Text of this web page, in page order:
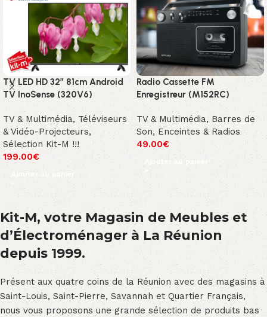
TV LED HD 32″ 81cm Android
TV InoSense (320V6)
TV & Multimédia, Téléviseurs
& Vidéo-Projecteurs,
Sélection Kit-M !!!
199.00€
Ajouter au panier
Radio Cassette FM
Enregistreur (M152RC)
TV & Multimédia, Barres de
Son, Enceintes & Radios
49.00€
Ajouter au panier
Kit-M, votre Magasin de Meubles et
d’Électroménager à La Réunion
depuis 1999.
Présent aux quatre coins de la Réunion avec des magasins à
Saint-Louis, Saint-Pierre, Savannah et Quartier Français,
nous vous proposons une grande sélection de produits bas